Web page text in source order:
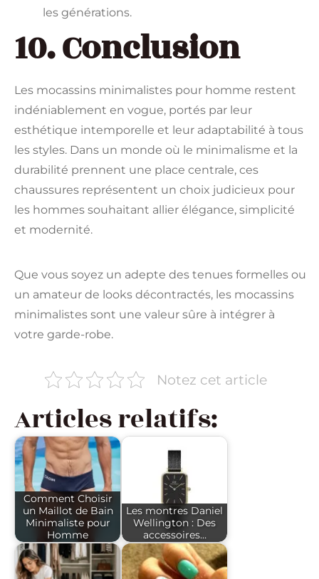
les générations.
10. Conclusion
Les mocassins minimalistes pour homme restent
indéniablement en vogue, portés par leur
esthétique intemporelle et leur adaptabilité à tous
les styles. Dans un monde où le minimalisme et la
durabilité prennent une place centrale, ces
chaussures représentent un choix judicieux pour
les hommes souhaitant allier élégance, simplicité
et modernité.
Que vous soyez un adepte des tenues formelles ou
un amateur de looks décontractés, les mocassins
minimalistes sont une valeur sûre à intégrer à
votre garde-robe.
Notez cet article
Articles relatifs:
Comment Choisir
un Maillot de Bain
Minimaliste pour
Homme
Les montres Daniel
Wellington : Des
accessoires…